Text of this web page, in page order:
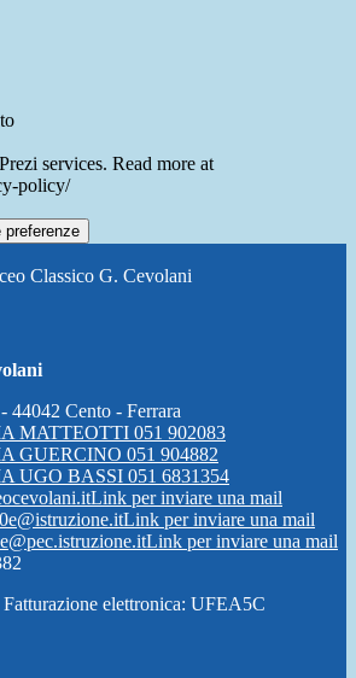
services. Read more at
policy/
preferenze
Classico G. Cevolani
44042 Cento - Ferrara
MATTEOTTI 051 902083
GUERCINO 051 904882
UGO BASSI 051 6831354
Link per inviare una mail
Link per inviare una mail
Link per inviare una mail
elettronica: UFEA5C